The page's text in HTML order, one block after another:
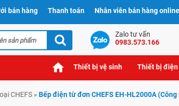
bán hàng Thanh toán Nhân viên bán hàng online
Zalo tư vấn
0983.573.166
Thiết bị vệ sinh Thiết bị điện
CHEFS » Bếp điện từ đơn CHEFS EH-HL2000A